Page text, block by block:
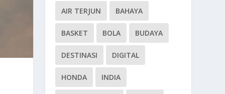
AIR TERJUN BAHAYA
BASKET BOLA BUDAYA
DESTINASI DIGITAL
HONDA INDIA